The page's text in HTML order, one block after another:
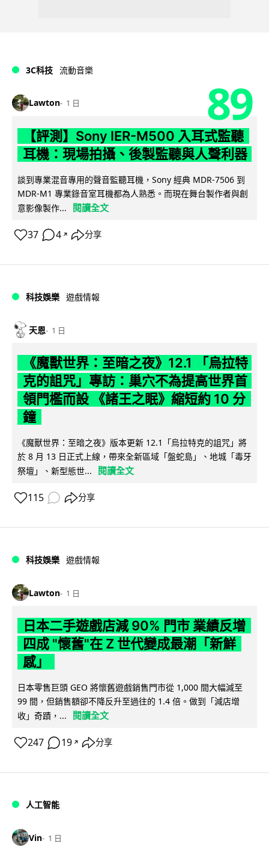
3C科技 流動音樂
Lawton 1 日 89
【評測】Sony IER-M500 入耳式監聽
耳機：現場拍攝、後製監聽與人聲利器
談到專業混音專用的聲音監聽耳機，Sony 經典 MDR-7506 到
MDR-M1 專業錄音室耳機都為人熟悉。而現在舞台製作者與創
意影像製作...
閱讀全文
37 4 ↗ 分享
科技娛樂 遊戲情報
天恩 1 日
《魔獸世界：至暗之夜》12.1 「烏拉特
克的詛咒」專訪：巢穴不為提高世界首
領門檻而設 《諸王之眠》縮短約 10 分
鐘
《魔獸世界：至暗之夜》版本更新 12.1「烏拉特克的詛咒」將
於 8 月 13 日正式上線，帶來全新區域「盤蛇島」、地城「毒牙
祭壇」、新型態世...
閱讀全文
115 分享
科技娛樂 遊戲情報
Lawton 1 日
日本二手遊戲店減 90% 門市 業績反增
四成 "懷舊"在 Z 世代變成最潮「新鮮
感」
日本零售巨頭 GEO 將懷舊遊戲銷售門市從 1,000 間大幅減至
99 間，但銷售額卻不降反升至過往的 1.4 倍。做到「減店增
收」奇蹟，...
閱讀全文
247 19 ↗ 分享
人工智能
Vin 1 日